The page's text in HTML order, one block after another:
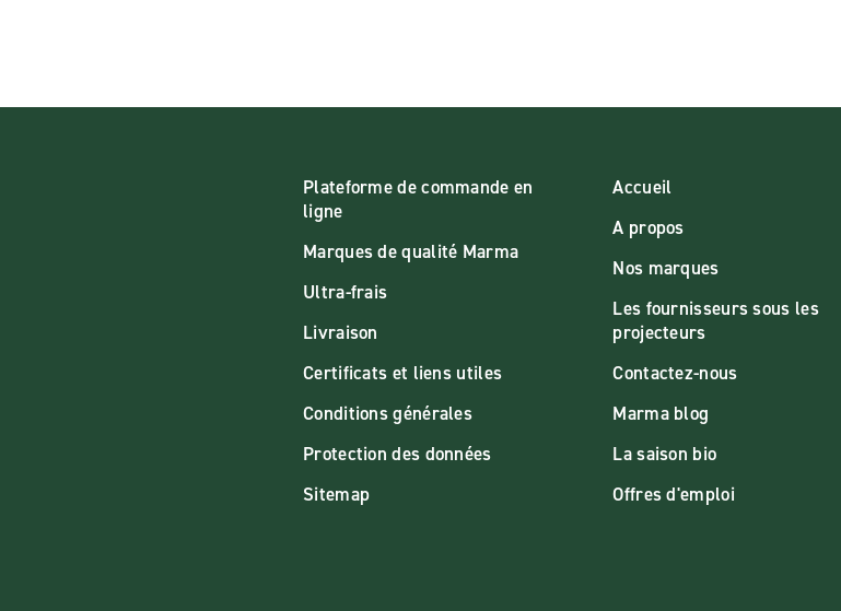
Plateforme de commande en
ligne
Marques de qualité Marma
Ultra-frais
Livraison
Certificats et liens utiles
Conditions générales
Protection des données
Sitemap
Accueil
A propos
Nos marques
Les fournisseurs sous les
projecteurs
Contactez-nous
Marma blog
La saison bio
Offres d'emploi